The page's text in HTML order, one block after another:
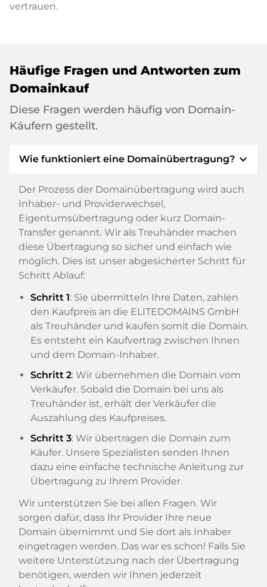
vertrauen.
Häufige Fragen und Antworten zum
Domainkauf
Diese Fragen werden häufig von Domain-
Käufern gestellt.
Wie funktioniert eine Domainübertragung? expand_more
Der Prozess der Domainübertragung wird auch
Inhaber- und Providerwechsel,
Eigentumsübertragung oder kurz Domain-
Transfer genannt. Wir als Treuhänder machen
diese Übertragung so sicher und einfach wie
möglich. Dies ist unser abgesicherter Schritt für
Schritt Ablauf:
Schritt 1: Sie übermitteln Ihre Daten, zahlen
den Kaufpreis an die ELITEDOMAINS GmbH
als Treuhänder und kaufen somit die Domain.
Es entsteht ein Kaufvertrag zwischen Ihnen
und dem Domain-Inhaber.
Schritt 2: Wir übernehmen die Domain vom
Verkäufer. Sobald die Domain bei uns als
Treuhänder ist, erhält der Verkäufer die
Auszahlung des Kaufpreises.
Schritt 3: Wir übertragen die Domain zum
Käufer. Unsere Spezialisten senden Ihnen
dazu eine einfache technische Anleitung zur
Übertragung zu Ihrem Provider.
Wir unterstützen Sie bei allen Fragen. Wir
sorgen dafür, dass Ihr Provider Ihre neue
Domain übernimmt und Sie dort als Inhaber
eingetragen werden. Das war es schon! Falls Sie
weitere Unterstützung nach der Übertragung
benötigen, werden wir Ihnen jederzeit